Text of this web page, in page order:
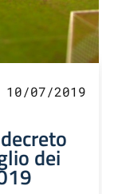
10/07/2019
dei